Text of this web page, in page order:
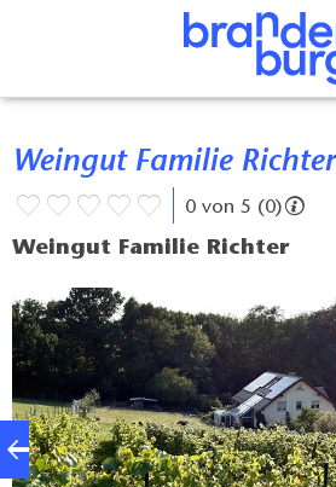
Weingut Familie Richter
0 von 5 (0)
Weingut Familie Richter